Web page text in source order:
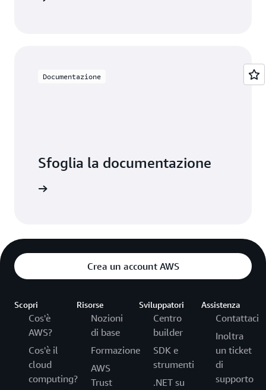
Documentazione
Sfoglia la documentazione
Crea un account AWS
Scopri
Cos'è
AWS?
Cos'è il
cloud
computing?
Risorse
Nozioni
di base
Formazione
AWS
Trust
Sviluppatori
Centro
builder
SDK e
strumenti
.NET su
Assistenza
Contattaci
Inoltra
un ticket
di
supporto